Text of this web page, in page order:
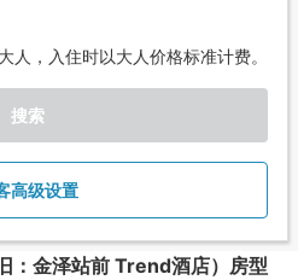
人，入住时以大人价格标准计费。
搜索
高级设置
：金泽站前 Trend酒店）房型